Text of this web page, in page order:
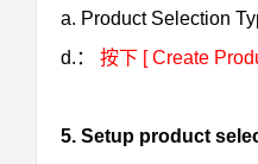
a. Product Selection
d.：
按下 [ Create
5. Setup product